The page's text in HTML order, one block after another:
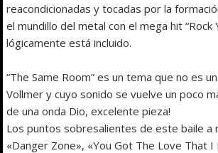
reacondicionadas y tocadas por la
el mundillo del metal con el mega hit “Rock
lógicamente está incluido.
“The Same Room” es un tema que no es
Vollmer y cuyo sonido se vuelve un poco
de una onda Dio, excelente pieza!
Los puntos sobresalientes de este baile a
«Danger Zone», «You Got The Love That I